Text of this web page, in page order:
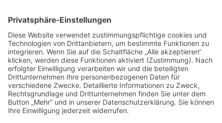
Impressum-Datenschutz-Partner